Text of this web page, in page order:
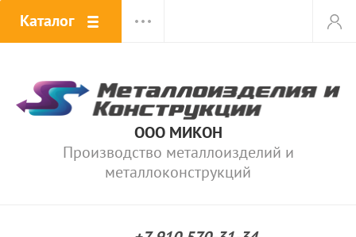
Каталог
ООО МИКОН
Производство металлоизделий и
металлоконструкций